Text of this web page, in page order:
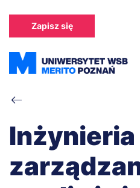
treści
Zapisz się
Ścieżka
nawigacyjna
Inżynieria